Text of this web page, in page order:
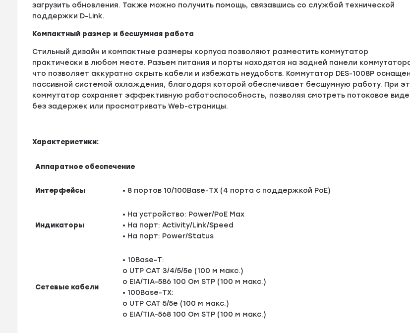
загрузить обновления. Также можно получить помощь, связавшись со службой технической
поддержки D-Link.
Компактный размер и бесшумная работа
Стильный дизайн и компактные размеры корпуса позволяют разместить коммутатор
практически в любом месте. Разъем питания и порты находятся на задней панели
что позволяет аккуратно скрыть кабели и избежать неудобств. Коммутатор DES-1008P оснащен
пассивной системой охлаждения, благодаря которой обеспечивает бесшумную работу. При
коммутатор сохраняет эффективную работоспособность, позволяя смотреть потоковое
без задержек или просматривать Web-страницы.
Характеристики:
Аппаратное обеспечение
Интерфейсы • 8 портов 10/100Base-TX (4 порта с поддержкой РоЕ)
Индикаторы
• На устройство: Power/PoE Max
• На порт: Activity/Link/Speed
• На порт: Power/Status
Сетевые кабели
• 10Base-T:
o UTP CAT 3/4/5/5e (100 м макс.)
o EIA/TIA-586 100 Ом STP (100 м макс.)
• 100Base-TX:
o UTP CAT 5/5e (100 м макс.)
o EIA/TIA-568 100 Ом STP (100 м макс.)